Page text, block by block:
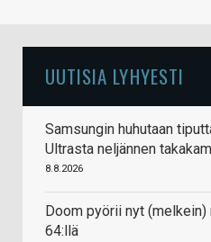
UUTISIA LYHYESTI
Samsungin huhutaan
Ultrasta neljännen
8.8.2026
Doom pyörii nyt
64:llä